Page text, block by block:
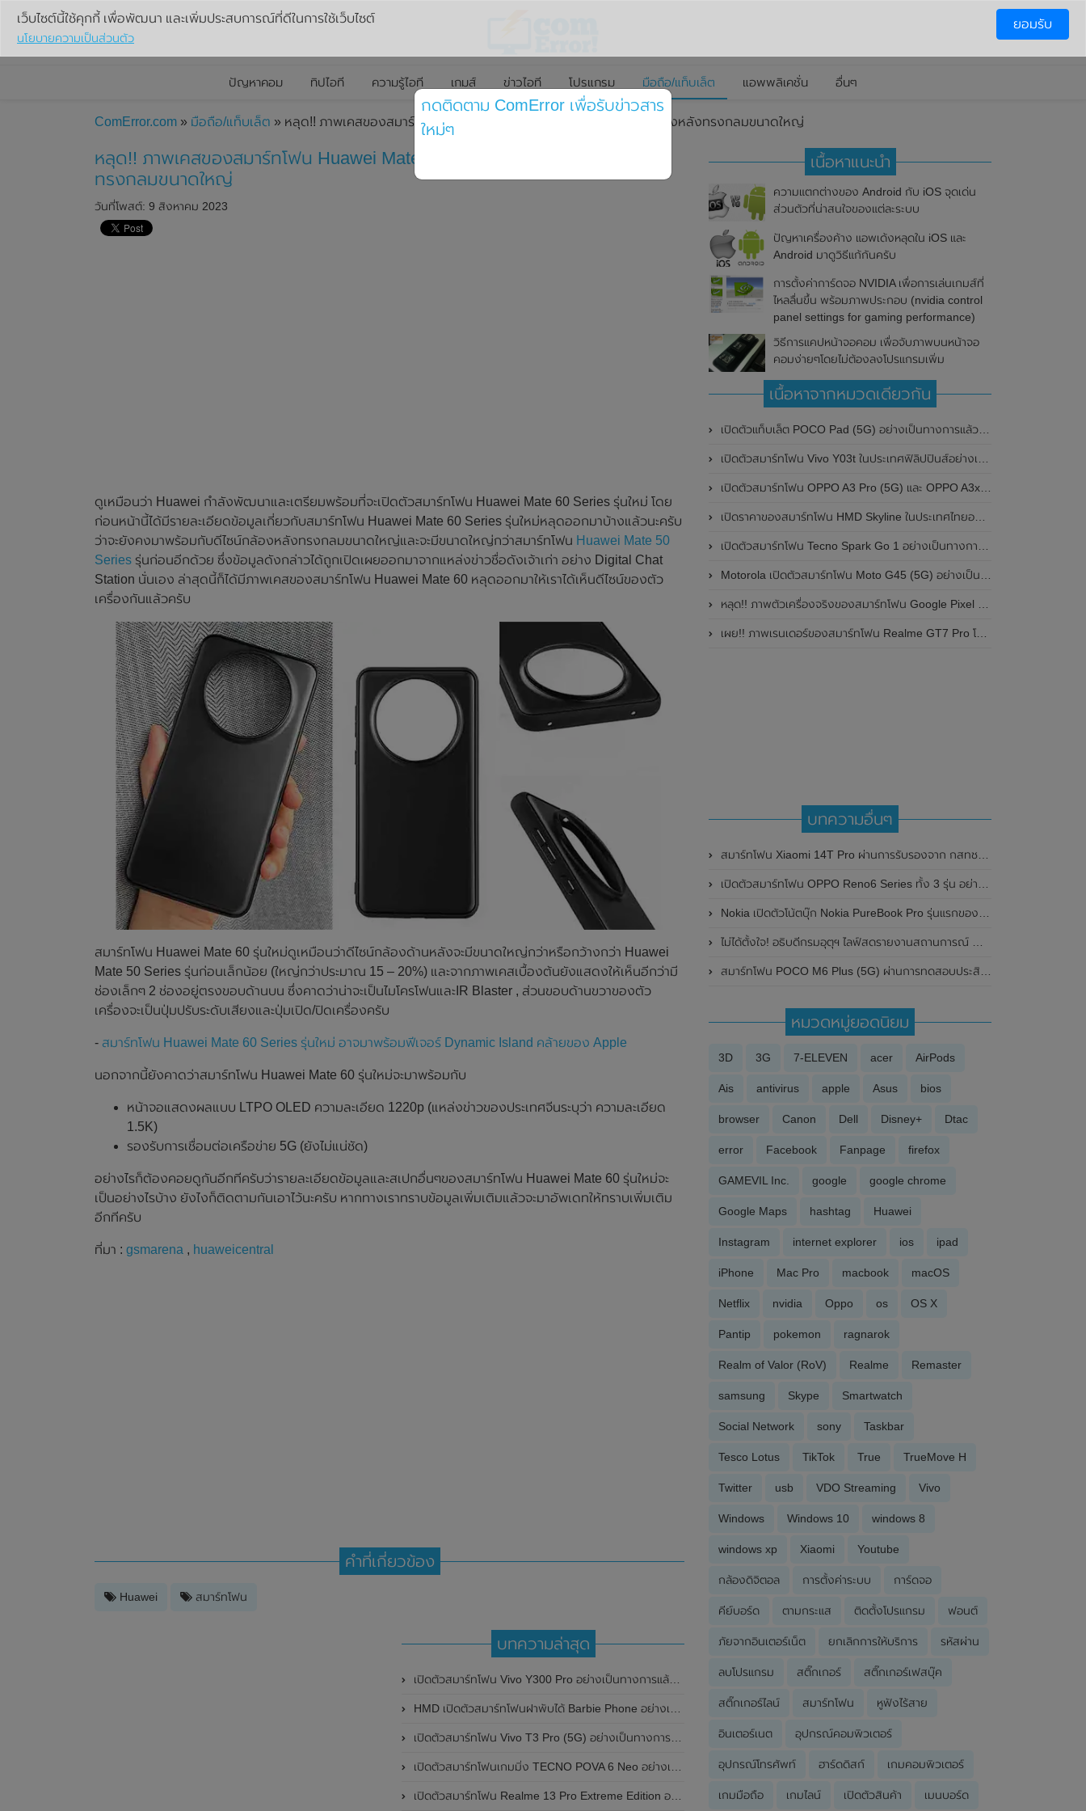
ปัญหาคอม ทิปไอที ความรู้ไอที เกมส์ ข่าวไอที โปรแกรม มือถือ/แท็บเล็ต แอพพลิเคชั่น อื่นๆ
ComError.com » มือถือ/แท็บเล็ต » หลุด!! ภาพเคสของสมาร์ทโฟน Huawei Mate 60 โชว์ดีไซน์กรอบของกล้องหลังทรงกลมขนาดใหญ่
หลุด!! ภาพเคสของสมาร์ทโฟน Huawei Mate 60 โชว์ดีไซน์กรอบของกล้องหลัง
ทรงกลมขนาดใหญ่
วันที่โพสต์: 9 สิงหาคม 2023
ดูเหมือนว่า Huawei กำลังพัฒนาและเตรียมพร้อมที่จะเปิดตัวสมาร์ทโฟน Huawei Mate 60 Series รุ่นใหม่ โดย
ก่อนหน้านี้ได้มีรายละเอียดข้อมูลเกี่ยวกับสมาร์ทโฟน Huawei Mate 60 Series รุ่นใหม่หลุดออกมาบ้างแล้วนะครับ
ว่าจะยังคงมาพร้อมกับดีไซน์กล้องหลังทรงกลมขนาดใหญ่และจะมีขนาดใหญ่กว่าสมาร์ทโฟน Huawei Mate 50
Series รุ่นก่อนอีกด้วย ซึ่งข้อมูลดังกล่าวได้ถูกเปิดเผยออกมาจากแหล่งข่าวชื่อดังเจ้าเก่า อย่าง Digital Chat
Station นั่นเอง ล่าสุดนี้ก็ได้มีภาพเคสของสมาร์ทโฟน Huawei Mate 60 หลุดออกมาให้เราได้เห็นดีไซน์ของตัว
เครื่องกันแล้วครับ
สมาร์ทโฟน Huawei Mate 60 รุ่นใหม่ดูเหมือนว่าดีไซน์กล้องด้านหลังจะมีขนาดใหญ่กว่าหรือกว้างกว่า Huawei
Mate 50 Series รุ่นก่อนเล็กน้อย (ใหญ่กว่าประมาณ 15 – 20%) และจากภาพเคสเบื้องต้นยังแสดงให้เห็นอีกว่ามี
ช่องเล็กๆ 2 ช่องอยู่ตรงขอบด้านบน ซึ่งคาดว่าน่าจะเป็นไมโครโฟนและIR Blaster , ส่วนขอบด้านขวาของตัว
เครื่องจะเป็นปุ่มปรับระดับเสียงและปุ่มเปิด/ปิดเครื่องครับ
- สมาร์ทโฟน Huawei Mate 60 Series รุ่นใหม่ อาจมาพร้อมฟีเจอร์ Dynamic Island คล้ายของ Apple
นอกจากนี้ยังคาดว่าสมาร์ทโฟน Huawei Mate 60 รุ่นใหม่จะมาพร้อมกับ
หน้าจอแสดงผลแบบ LTPO OLED ความละเอียด 1220p (แหล่งข่าวของประเทศจีนระบุว่า ความละเอียด
1.5K)
รองรับการเชื่อมต่อเครือข่าย 5G (ยังไม่แน่ชัด)
อย่างไรก็ต้องคอยดูกันอีกทีครับว่ารายละเอียดข้อมูลและสเปกอื่นๆของสมาร์ทโฟน Huawei Mate 60 รุ่นใหม่จะ
เป็นอย่างไรบ้าง ยังไงก็ติดตามกันเอาไว้นะครับ หากทางเราทราบข้อมูลเพิ่มเติมแล้วจะมาอัพเดทให้ทราบเพิ่มเติม
อีกทีครับ
ที่มา : gsmarena , huaweicentral
คำที่เกี่ยวข้อง
Huawei สมาร์ทโฟน
บทความล่าสุด
เปิดตัวสมาร์ทโฟน Vivo Y300 Pro อย่างเป็นทางการแล้วในประเทศจีน มาพร้อมดีไซน์พรีเมี่ยม ทนทาน และแบตเตอรี่สุดอึดขนาดใหญ่ 6,500mAh พร้อมรองรับการชาร์จไว 80W
HMD เปิดตัวสมาร์ทโฟนฝาพับได้ Barbie Phone อย่างเป็นทางการแล้ว มาพร้อมธีมสีชมพูสดใส
เปิดตัวสมาร์ทโฟน Vivo T3 Pro (5G) อย่างเป็นทางการแล้วในประเทศอินเดีย
เปิดตัวสมาร์ทโฟนเกมมิ่ง TECNO POVA 6 Neo อย่างเป็นทางการแล้วในประเทศไทย ในราคา 8,499 บาท
เปิดตัวสมาร์ทโฟน Realme 13 Pro Extreme Edition อย่างเป็นทางการแล้วในประเทศจีน
เนื้อหาแนะนำ
ความแตกต่างของ Android กับ iOS จุดเด่น
ส่วนตัวที่น่าสนใจของแต่ละระบบ
ปัญหาเครื่องค้าง แอพเด้งหลุดใน iOS และ
Android มาดูวิธีแก้กันครับ
การตั้งค่าการ์ดจอ NVIDIA เพื่อการเล่นเกมส์ที่
ไหลลื่นขึ้น พร้อมภาพประกอบ (nvidia control
panel settings for gaming performance)
วิธีการแคปหน้าจอคอม เพื่อจับภาพบนหน้าจอ
คอมง่ายๆโดยไม่ต้องลงโปรแกรมเพิ่ม
เนื้อหาจากหมวดเดียวกัน
เปิดตัวแท็บเล็ต POCO Pad (5G) อย่างเป็นทางการแล้วในประเทศอินเดีย มาพร้อมชิปเซ็ต Snapdragon 7s Gen 2 ของ Qualcomm และรองรับเครือข่าย 5G
เปิดตัวสมาร์ทโฟน Vivo Y03t ในประเทศฟิลิปปินส์อย่างเป็นทางการแล้ว มาพร้อมชิปเซ็ต Unisoc T612 , กล้องหลัง ความละเอียด 13MP , แบตเตอรี่ 5,000mAh และหน้าจอแสดงผล LCD / 90Hz
เปิดตัวสมาร์ทโฟน OPPO A3 Pro (5G) และ OPPO A3x ในประเทศไทยอย่างเป็นทางการแล้ว ในราคาเริ่มต้นเพียง 3,999 บาท
เปิดราคาของสมาร์ทโฟน HMD Skyline ในประเทศไทยอย่างเป็นทางการแล้ว ราคา 14,990 บาท
เปิดตัวสมาร์ทโฟน Tecno Spark Go 1 อย่างเป็นทางการแล้ว มาพร้อมหน้าจอแสดงผล LCD / 120Hz , แบตเตอรี่ 5,000mAh และใช้ชิปเซ็ต Unisoc
Motorola เปิดตัวสมาร์ทโฟน Moto G45 (5G) อย่างเป็นทางการแล้วในอินเดีย
หลุด!! ภาพตัวเครื่องจริงของสมาร์ทโฟน Google Pixel 9a โชว์ดีไซน์ใหม่ กล้องหลังแบนราบ ไม่มีกรอบของกล้องแล้ว
เผย!! ภาพเรนเดอร์ของสมาร์ทโฟน Realme GT7 Pro โชว์ให้เห็นดีไซน์ใหม่ พร้อมเผยรายละเอียดสเปกที่สำคัญบางส่วน
บทความอื่นๆ
สมาร์ทโฟน Xiaomi 14T Pro ผ่านการรับรองจาก กสทช. ของประเทศไทย พร้อมเผยรายละเอียดกล้องจาก Camera FV-5 คาดเปิดตัวในเร็วๆนี้
เปิดตัวสมาร์ทโฟน OPPO Reno6 Series ทั้ง 3 รุ่น อย่างเป็นทางการแล้วในประเทศจีน
Nokia เปิดตัวโน้ตบุ๊ก Nokia PureBook Pro รุ่นแรกของแบรนด์อย่างเป็นทางการแล้ว มีให้เลือกทั้งรุ่นขนาด 15.6 นิ้ว และขนาด 17.3 นิ้ว
ไม่ได้ตั้งใจ! อธิบดีกรมอุตุฯ ไลฟ์สดรายงานสถานการณ์ พายุคาจิกิ ท่ามกลางเอฟเฟคสติ๊กเกอร์
สมาร์ทโฟน POCO M6 Plus (5G) ผ่านการทดสอบประสิทธิภาพบน Geekbench แล้ว พร้อมเผยภาพเรนเดอร์ , รายละเอียดสเปก และราคาแบบจัดเต็ม ลุ้นเปิดตัวเร็วๆนี้
หมวดหมู่ยอดนิยม
3D 3G 7-ELEVEN acer AirPods
Ais antivirus apple Asus bios
browser Canon Dell Disney+ Dtac
error Facebook Fanpage firefox
GAMEVIL Inc. google google chrome
Google Maps hashtag Huawei
Instagram internet explorer ios ipad
iPhone Mac Pro macbook macOS
Netflix nvidia Oppo os OS X
Pantip pokemon ragnarok
Realm of Valor (RoV) Realme Remaster
samsung Skype Smartwatch
Social Network sony Taskbar
Tesco Lotus TikTok True TrueMove H
Twitter usb VDO Streaming Vivo
Windows Windows 10 windows 8
windows xp Xiaomi Youtube
กล้องดิจิตอล การตั้งค่าระบบ การ์ดจอ
คีย์บอร์ด ตามกระแส ติดตั้งโปรแกรม ฟอนต์
ภัยจากอินเตอร์เน็ต ยกเลิกการให้บริการ รหัสผ่าน
ลบโปรแกรม สติ๊กเกอร์ สติ๊กเกอร์เฟสบุ๊ค
สติ๊กเกอร์ไลน์ สมาร์ทโฟน หูฟังไร้สาย
อินเตอร์เนต อุปกรณ์คอมพิวเตอร์
อุปกรณ์โทรศัพท์ ฮาร์ดดิสก์ เกมคอมพิวเตอร์
เกมมือถือ เกมไลน์ เปิดตัวสินค้า เมนบอร์ด
เว็บไซต์นี้ใช้คุกกี้ เพื่อพัฒนา และเพิ่มประสบการณ์ที่ดีในการใช้เว็บไซต์
นโยบายความเป็นส่วนตัว
ยอมรับ
กดติดตาม ComError เพื่อรับข่าวสาร
ใหม่ๆ